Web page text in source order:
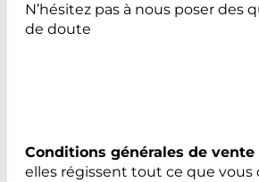
N’hésitez pas à nous poser des
de doute
Conditions générales de
elles régissent tout ce que vous